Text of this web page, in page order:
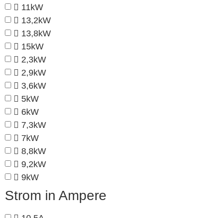
11kW
13,2kW
13,8kW
15kW
2,3kW
2,9kW
3,6kW
5kW
6kW
7,3kW
7kW
8,8kW
9,2kW
9kW
Strom in Ampere